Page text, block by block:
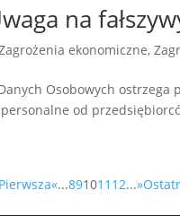
na
ekonomiczne,
Osobowych
od
«...891011 12...»